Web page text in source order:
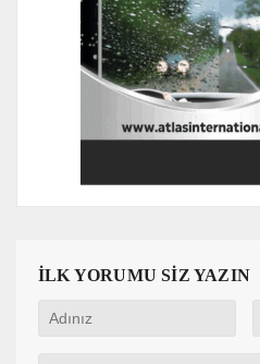
İLK YORUMU SİZ YAZIN